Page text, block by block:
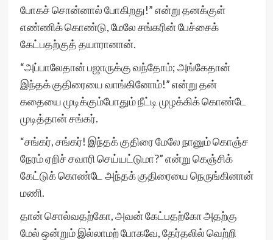
போகச் சொன்னால் போகிறது!” என்று தனக்குள்
எண்ணிக் கொண்டு, மேலே சங்கரின் பேச்சைக்
கேட்பதற்குத் தயாரானான்.
“அப்பாலேதான் பஜாருக்கு வந்தோம்; அங்கேதான்
இந்தக் குதிரையை வாங்கினோம்!” என்று தன்
கதையை முடிக்கும்போதும் நீட்டி முழக்கிக் கொண்டே
முடித்தான் சங்கர்.
“சங்கர், சங்கர்! இந்தக் குதிரை மேலே நானும் கொஞ்ச
நேரம் ஏறிச் சவாரி செய்யட்டுமா?” என்று கெஞ்சிக்
கேட்டுக் கொண்டே அந்தக் குதிரையை நெருங்கினான்
மணி.
தான் சொல்வதற்கோ, அவன் கேட்பதற்கோ அதற்கு
மேல் ஒன்றும் இல்லாமற் போகவே, தேர்தலில் வெற்றி